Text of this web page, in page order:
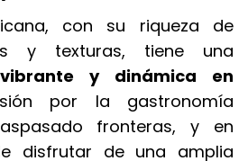
con su riqueza de
y texturas, tiene una
y dinámica en
por la gastronomía
fronteras, y en
disfrutar de una amplia